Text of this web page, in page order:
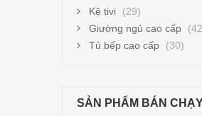
Kệ tivi
(29)
Giường ngủ cao cấp
Tủ bếp cao cấp
(30)
SẢN PHẨM BÁN